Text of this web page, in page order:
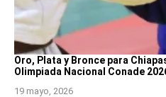
Oro, Plata y Bronce para
Olimpiada Nacional Conade
19 mayo, 2026